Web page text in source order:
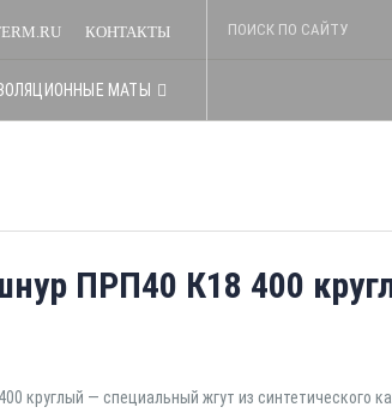
КОНТАКТЫ
МАТЫ
ПРП40 К18 400
круглый — специальный жгут из синтетического